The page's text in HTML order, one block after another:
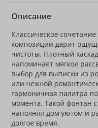
Описание
Классическое
композиции дарит
чистоты. Плотный
напоминает мягкое
выбор для выписки из
или нежной
гармоничная палитра
момента. Такой фонтан
наполняя дом уютом и
долгое время.